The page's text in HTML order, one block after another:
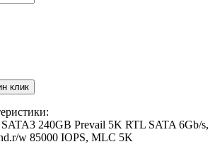
240GB Prevail 5K RTL SATA 6Gb/s,
w 85000 IOPS, MLC 5K